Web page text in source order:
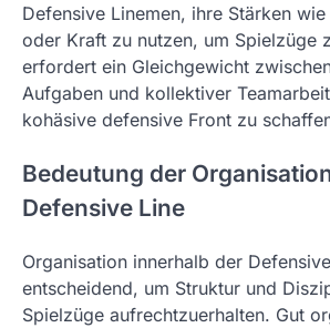
Defensive Linemen, ihre Stärken
oder Kraft zu nutzen, um Spielzüge
erfordert ein Gleichgewicht
Aufgaben und kollektiver
kohäsive defensive Front zu
Bedeutung der
Defensive Line
Organisation innerhalb der
entscheidend, um Struktur und
Spielzüge aufrechtzuerhalten. Gut